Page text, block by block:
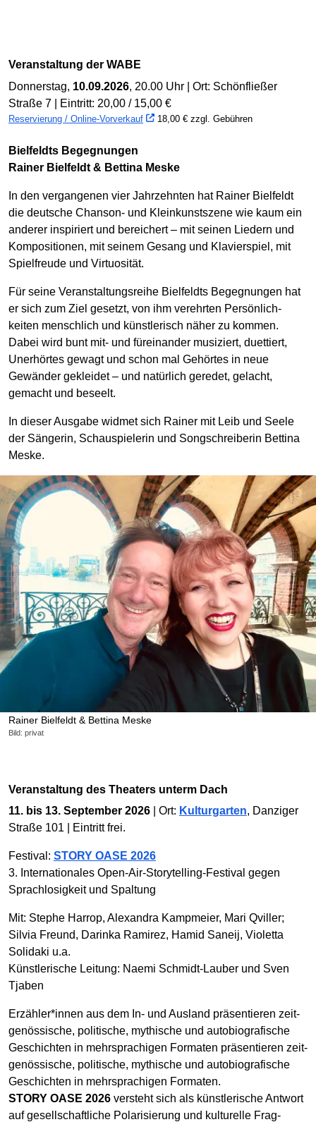
Rainer Bielfeldt & Bettina Meske
Bild: privat
Veranstaltung der WABE
Donnerstag, 10.09.2026, 20.00 Uhr | Ort: Schönfließer
Straße 7 | Eintritt: 20,00 / 15,00 €
Reservierung / Online-Vorverkauf 18,00 € zzgl. Gebühren
Bielfeldts Begegnungen
Rainer Bielfeldt & Bettina Meske
In den vergangenen vier Jahrzehnten hat Rainer Bielfeldt
die deutsche Chanson- und Klein­kunst­szene wie kaum ein
anderer inspiriert und bereichert – mit seinen Liedern und
Kompositionen, mit seinem Gesang und Klavier­spiel, mit
Spiel­freude und Virtuosität.
Für seine Veranstaltungs­reihe Bielfeldts Begegnungen hat
er sich zum Ziel gesetzt, von ihm verehrten Persönlich­
keiten menschlich und künst­lerisch näher zu kommen.
Dabei wird bunt mit- und für­einander musiziert, duettiert,
Un­erhörtes gewagt und schon mal Gehörtes in neue
Gewänder gekleidet – und natürlich geredet, gelacht,
gemacht und beseelt.
In dieser Ausgabe widmet sich Rainer mit Leib und Seele
der Sängerin, Schauspielerin und Songschreiberin Bettina
Meske.
Veranstaltung des Theaters unterm Dach
11. bis 13. September 2026 | Ort: Kulturgarten, Danziger
Straße 101 | Eintritt frei.
Festival: STORY OASE 2026
3. Internationales Open-Air-Storytelling-Festival gegen
Sprach­losig­keit und Spaltung
Mit: Stephe Harrop, Alexandra Kampmeier, Mari Qviller;
Silvia Freund, Darinka Ramirez, Hamid Saneij, Violetta
Solidaki u.a.
Künstlerische Leitung: Naemi Schmidt-Lauber und Sven
Tjaben
Erzähler*innen aus dem In- und Ausland präsen­tieren zeit­
genössische, politische, mythische und auto­biografische
Geschichten in mehr­sprachigen Formaten präsentieren zeit­
genössische, politische, mythische und autobiografische
Geschichten in mehr­sprachigen Formaten.
STORY OASE 2026 versteht sich als künstlerische Antwort
auf gesell­schaftliche Polarisierung und kulturelle Frag­